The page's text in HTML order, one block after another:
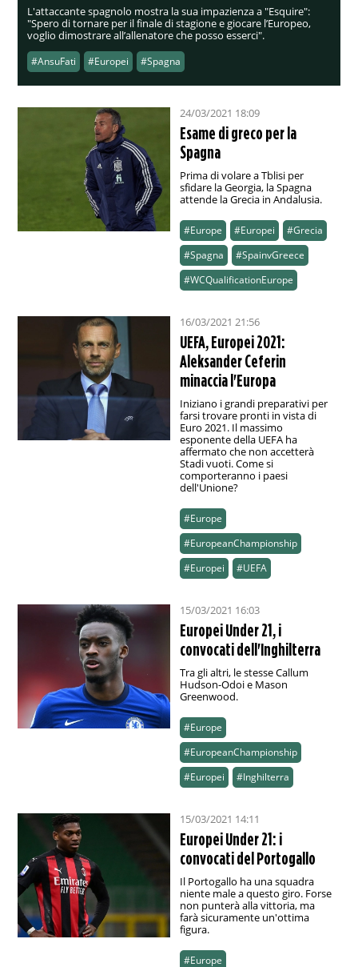
L'attaccante spagnolo mostra la sua impazienza a "Esquire":
"Spero di tornare per il finale di stagione e giocare l’Europeo,
voglio dimostrare all’allenatore che posso esserci".
#AnsuFati #Europei #Spagna
24/03/2021 18:09
Esame di greco per la
Spagna
Prima di volare a Tblisi per
sfidare la Georgia, la Spagna
attende la Grecia in Andalusia.
#Europe #Europei
#Grecia
#Spagna
#SpainvGreece
#WCQualificationEurope
16/03/2021 21:56
UEFA, Europei 2021:
Aleksander Ceferin
minaccia l'Europa
Iniziano i grandi preparativi per
farsi trovare pronti in vista di
Euro 2021. Il massimo
esponente della UEFA ha
affermato che non accetterà
Stadi vuoti. Come si
comporteranno i paesi
dell'Unione?
#Europe
#EuropeanChampionship
#Europei
#UEFA
15/03/2021 16:03
Europei Under 21, i
convocati dell'Inghilterra
Tra gli altri, le stesse Callum
Hudson-Odoi e Mason
Greenwood.
#Europe
#EuropeanChampionship
#Europei
#Inghilterra
15/03/2021 14:11
Europei Under 21: i
convocati del Portogallo
Il Portogallo ha una squadra
niente male a questo giro. Forse
non punterà alla vittoria, ma
farà sicuramente un'ottima
figura.
#Europe